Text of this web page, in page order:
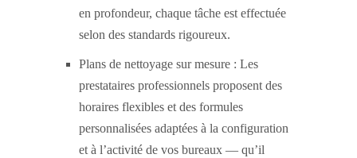
en profondeur, chaque tâche est effectuée
selon des standards rigoureux.
Plans de nettoyage sur mesure : Les
prestataires professionnels proposent des
horaires flexibles et des formules
personnalisées adaptées à la configuration
et à l’activité de vos bureaux — qu’il